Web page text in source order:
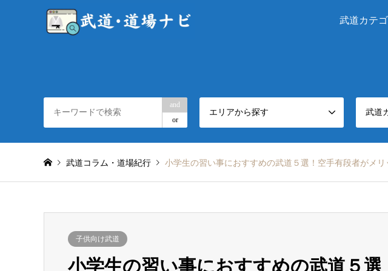
武道カテ
and
or
エリアから探す 武道
武道コラム・道場紀行 小学生の習い事におすすめの武道５選！空手有段者がメ
子供向け武道
小学生の習い事におすすめの武道５選